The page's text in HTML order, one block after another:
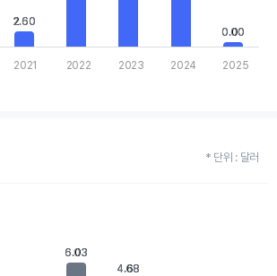
2.60
2.60
0.00
0.00
2021 2022 2023 2024 2025
* 단위 : 달러
displaying categories.
displaying values. Data ranges from 0 to
6.03
6.03
4.68
4.68